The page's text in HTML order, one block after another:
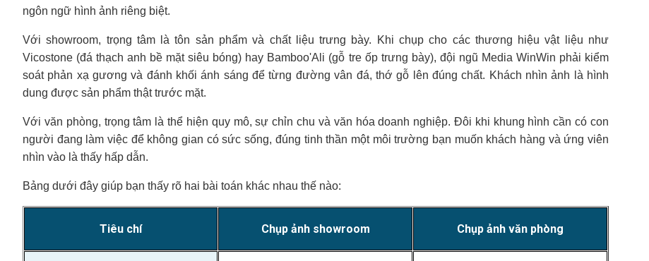
ngôn ngữ hình ảnh riêng biệt.
Với showroom, trọng tâm là tôn sản phẩm và chất liệu trưng bày. Khi chụp cho các thương hiệu vật liệu như
Vicostone (đá thạch anh bề mặt siêu bóng) hay Bamboo'Ali (gỗ tre ốp trưng bày), đội ngũ Media WinWin phải kiểm
soát phản xạ gương và đánh khối ánh sáng để từng đường vân đá, thớ gỗ lên đúng chất. Khách nhìn ảnh là hình
dung được sản phẩm thật trước mặt.
Với văn phòng, trọng tâm là thể hiện quy mô, sự chỉn chu và văn hóa doanh nghiệp. Đôi khi khung hình cần có con
người đang làm việc để không gian có sức sống, đúng tinh thần một môi trường bạn muốn khách hàng và ứng viên
nhìn vào là thấy hấp dẫn.
Bảng dưới đây giúp bạn thấy rõ hai bài toán khác nhau thế nào:
Tiêu chí Chụp ảnh showroom Chụp ảnh văn phòng